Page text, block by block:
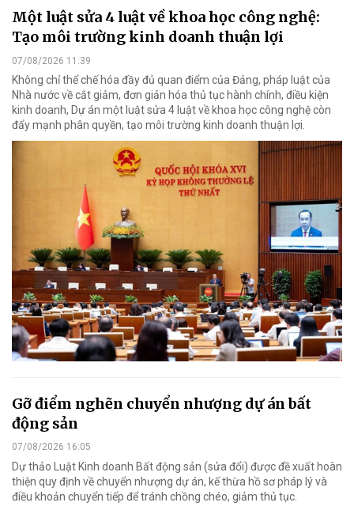
Một luật sửa 4 luật về khoa học công nghệ:
Tạo môi trường kinh doanh thuận lợi
07/08/2026 11:39
Không chỉ thể chế hóa đầy đủ quan điểm của Đảng, pháp luật của
Nhà nước về cắt giảm, đơn giản hóa thủ tục hành chính, điều kiện
kinh doanh, Dự án một luật sửa 4 luật về khoa học công nghệ còn
đẩy mạnh phân quyền, tạo môi trường kinh doanh thuận lợi.
Gỡ điểm nghẽn chuyển nhượng dự án bất
động sản
07/08/2026 16:05
Dự thảo Luật Kinh doanh Bất động sản (sửa đổi) được đề xuất hoàn
thiện quy định về chuyển nhượng dự án, kế thừa hồ sơ pháp lý và
điều khoản chuyển tiếp để tránh chồng chéo, giảm thủ tục.